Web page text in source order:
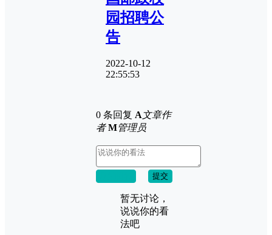
园招聘公
告
2022-10-12
22:55:53
0 条回复 A文章作
者 M管理员
提交
暂无讨论，
说说你的看
法吧